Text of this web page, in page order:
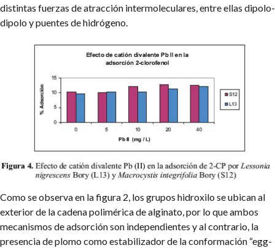
distintas fuerzas de atracción intermoleculares, entre ellas dipolo-
dipolo y puentes de hidrógeno.
Como se observa en la figura 2, los grupos hidroxilo se ubican al
exterior de la cadena polimérica de alginato, por lo que ambos
mecanismos de adsorción son independientes y al contrario, la
presencia de plomo como estabilizador de la conformación “egg-